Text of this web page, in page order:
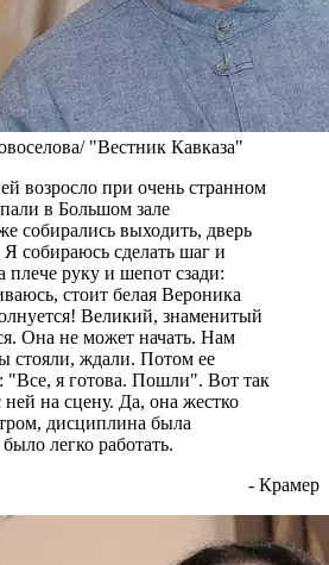
"Вестник Кавказа"
возросло при очень странном
в Большом зале
собирались выходить, дверь
собираюсь сделать шаг и
плече руку и шепот сзади:
стоит белая Вероника
Великий, знаменитый
Она не может начать. Нам
стояли, ждали. Потом ее
"Все, я готова. Пошли". Вот так
на сцену. Да, она жестко
дисциплина была
легко работать.
- Крамер